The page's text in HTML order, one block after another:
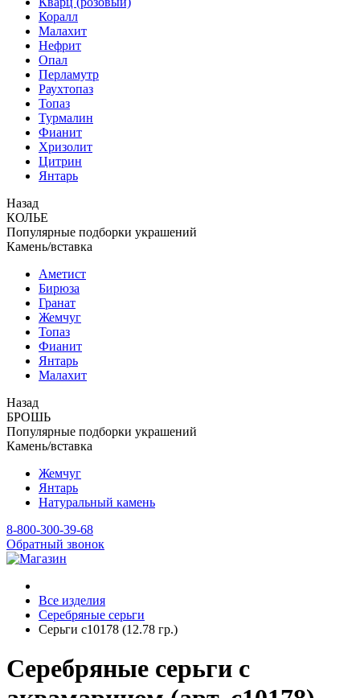
Коралл
Малахит
Нефрит
Опал
Перламутр
Раухтопаз
Топаз
Турмалин
Фианит
Хризолит
Цитрин
Янтарь
Назад
КОЛЬЕ
Популярные подборки украшений
Камень/вставка
Аметист
Бирюза
Гранат
Жемчуг
Топаз
Фианит
Янтарь
Малахит
Назад
БРОШЬ
Популярные подборки украшений
Камень/вставка
Жемчуг
Янтарь
Натуральный камень
8-800-300-39-68
Обратный звонок
Все изделия
Серебряные серьги
Серьги с10178 (12.78 гр.)
Серебряные серьги с